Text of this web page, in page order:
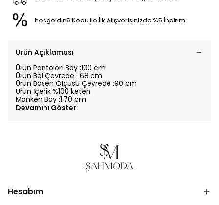
hosgeldin5 Kodu ile İlk Alışverişinizde %5 İndirim
Ürün Açıklaması
Ürün Pantolon Boy :100 cm
Ürün Bel Çevrede : 68 cm
Ürün Basen Ölçüsü Çevrede :90 cm
Ürün İçerik %100 keten
Manken Boy :1.70 cm
Devamını Göster
Hesabım